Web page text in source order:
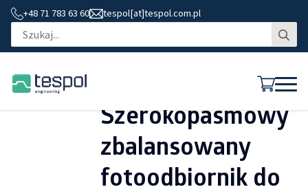
+48 71 783 63 60 tespol[at]tespol.com.pl
Szerokopasmowy
zbalansowany
fotoodbiornik do